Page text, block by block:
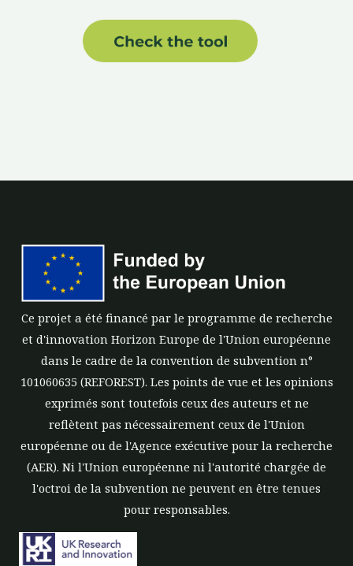
Ce projet a été financé par le programme de recherche
et d'innovation Horizon Europe de l'Union européenne
dans le cadre de la convention de subvention n°
101060635 (REFOREST). Les points de vue et les opinions
exprimés sont toutefois ceux des auteurs et ne
reflètent pas nécessairement ceux de l'Union
européenne ou de l'Agence exécutive pour la recherche
(AER). Ni l'Union européenne ni l'autorité chargée de
l'octroi de la subvention ne peuvent en être tenues
pour responsables.